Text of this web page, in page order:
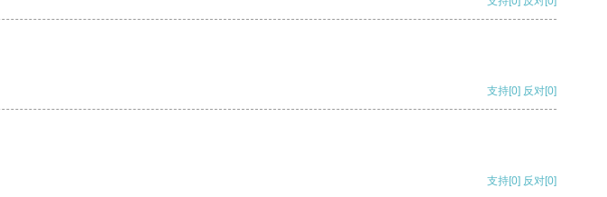
支持[0] 反对[0]
支持[0] 反对[0]